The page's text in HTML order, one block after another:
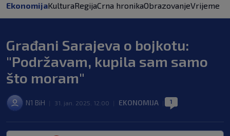
EkonomijaKulturaRegijaCrna hronikaObrazovanjeVrijeme
Građani Sarajeva o bojkotu:
"Podržavam, kupila sam samo
što moram"
N1 BiH 31. jan. 2025. 12:00 EKONOMIJA 1